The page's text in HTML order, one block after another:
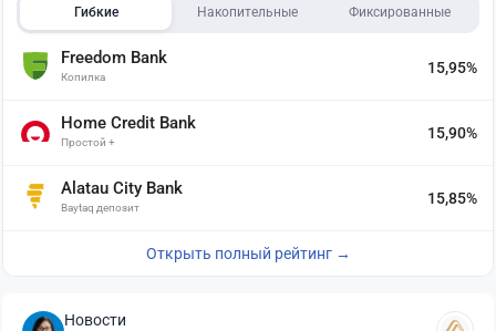
Гибкие Накопительные Фиксированные
Freedom Bank
Копилка
15,95%
Home Credit Bank
Простой +
15,90%
Alatau City Bank
Baytaq депозит
15,85%
Открыть полный рейтинг →
Новости